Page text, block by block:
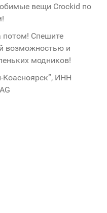
вещи Crockid по
потом! Спешите
возможностью и
модников!
ИНН